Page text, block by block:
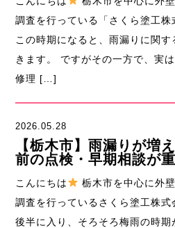
調査を行っている「さくら塗工株
この時期になると、雨漏りに関
きます。 ですがその一方で、実
修理 […]
2026.05.28
【栃木市】雨漏りが増
前の点検・早期相談が
こんにちは
栃木市を中心に外
調査を行っているさくら塗工株式
後半に入り、そろそろ梅雨の時期